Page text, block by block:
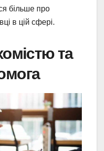
більше про
в цій сфері.
та